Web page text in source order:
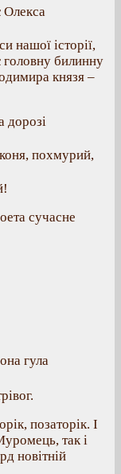
Олекса
нашої історії,
головну билинну
князя –
дорозі
коня, похмурий,
сучасне
гула
позаторік. І
так і
новітній